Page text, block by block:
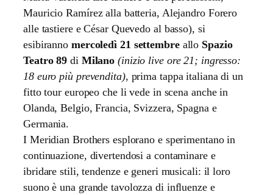
Mauricio Ramírez alla batteria, Alejandro Forero
alle tastiere e César Quevedo al basso), si
esibiranno mercoledì 21 settembreallo Spazio
Teatro 89 di Milano (inizio live ore 21; ingresso:
18 euro più prevendita), prima tappa italiana di un
fitto tour europeo che li vede in scena anche in
Olanda, Belgio, Francia, Svizzera, Spagna e
Germania.
I Meridian Brothers esplorano e sperimentano in
continuazione, divertendosi a contaminare e
ibridare stili, tendenze e generi musicali: il loro
suono è una grande tavolozza di influenze e